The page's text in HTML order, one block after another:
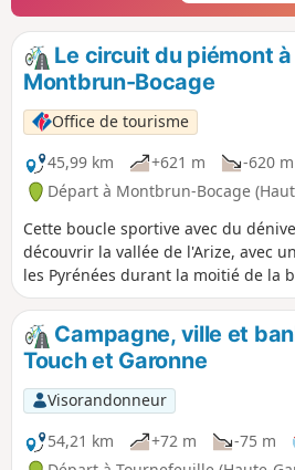
Le circuit du piémont
Montbrun-Bocage
Office de tourisme
45,99 km
+621 m -620 m
Départ à Montbrun-Bocage
Cette boucle sportive avec du
découvrir la vallée de l'Arize, avec
les Pyrénées durant la moitié de la
également de nombreux villages,
du patrimoine historique.
Campagne, ville et
Touch et Garonne
Visorandonneur
54,21 km
+72 m -75 m